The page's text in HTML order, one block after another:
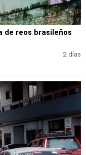
de reos brasileños
2 días